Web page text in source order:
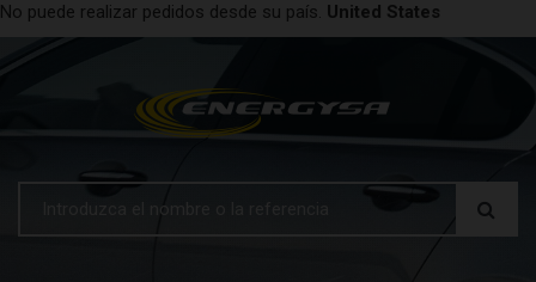
No puede realizar pedidos desde su país. United States